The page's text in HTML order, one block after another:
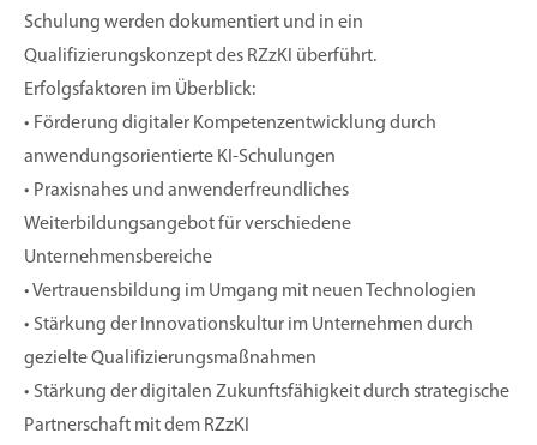
Schulung werden dokumentiert und in ein
Qualifizierungskonzept des RZzKI überführt.
Erfolgsfaktoren im Überblick:
• Förderung digitaler Kompetenzentwicklung durch
anwendungsorientierte KI-Schulungen
• Praxisnahes und anwenderfreundliches
Weiterbildungsangebot für verschiedene
Unternehmensbereiche
• Vertrauensbildung im Umgang mit neuen Technologien
• Stärkung der Innovationskultur im Unternehmen durch
gezielte Qualifizierungsmaßnahmen
• Stärkung der digitalen Zukunftsfähigkeit durch strategische
Partnerschaft mit dem RZzKI